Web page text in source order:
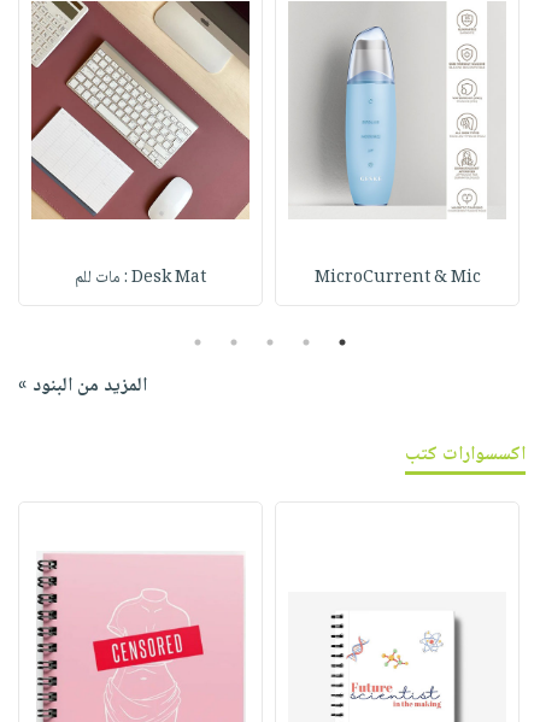
MicroCurrent & Mic Desk Mat : مات للم
1
2
3
4
5
المزيد من البنود »
اكسسوارات كتب